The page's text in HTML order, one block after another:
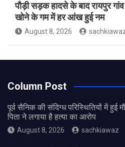
पौड़ी सड़क हादसे के बाद रायपुर
खोने के गम में हर आंख हुई नम
August 8, 2026
Column Post
पूर्व सैनिक की संदिग्ध परिस्थितियों में हुई
पिता ने लगाया है हत्या का आरोप
August 8, 2026 sachkiawaz